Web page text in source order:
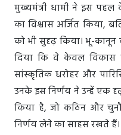
मुख्यमंत्री धामी ने इस
का विश्वास अर्जित किया,
को भी सुदृढ़ किया। भू-
दिया कि वे केवल विकास
सांस्कृतिक धरोहर और
उनके इस निर्णय ने उन्हें एक
किया है, जो कठिन और
निर्णय लेने का साहस रखते हैं।